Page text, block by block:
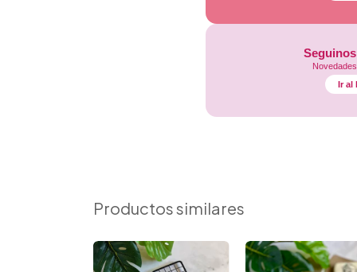
Ir al
Productos similares